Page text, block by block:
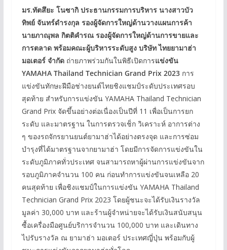
มร.ทัตสึยะ โนซากิ ประธานกรรมการบริหาร นางสาวบัว
ทิพย์ จันทร์ดำรงกุล รองผู้จัดการใหญ่ด้านวางแผนการค้า
นายภาณุพล กิตติคำรณ รองผู้จัดการใหญ่ด้านการขายและ
การตลาด พร้อมคณะผู้บริหารระดับสูง บริษัท ไทยยามาฮ่า
มอเตอร์ จำกัดถ่ายภาพร่วมกันในพิธีเปิดการแข่งขัน
YAMAHA Thailand Technician Grand Prix 2023การ
แข่งขันทักษะฝีมือช่างยนต์ไทยชิงแชมป์ระดับประเทศรอบ
สุดท้าย สำหรับการแข่งขัน YAMAHA Thailand Technician
Grand Prix จัดขึ้นอย่างต่อเนื่องเป็นปีที่ 11 เพื่อเป็นการยก
ระดับ และมาตรฐาน ในการตรวจเช็ก วิเคราะห์ อาการต่าง
ๆ ของรถจักรยานยนต์ยามาฮ่าได้อย่างตรงจุด และการซ่อม
บำรุงที่ได้มาตรฐานจากยามาฮ่า โดยมีการจัดการแข่งขันใน
ระดับภูมิภาคทั่วประเทศ จนสามารถหาผู้ผ่านการแข่งขันจาก
รอบภูมิภาคจำนวน 100 คน ก่อนทำการแข่งขันจนเหลือ 20
คนสุดท้าย เพื่อชิงแชมป์ในการแข่งขัน YAMAHA Thailand
Technician Grand Prix 2023 โดยผู้ชนะจะได้รับเงินรางวัล
มูลค่า 30,000 บาท และร้านผู้จำหน่ายจะได้รับเงินสนับสนุน
ซื้อเครื่องมือศูนย์บริการจำนวน 100,000 บาท และเดินทาง
ไปรับรางวัล ณ ยามาฮ่า มอเตอร์ ประเทศญี่ปุ่น พร้อมกับผู้